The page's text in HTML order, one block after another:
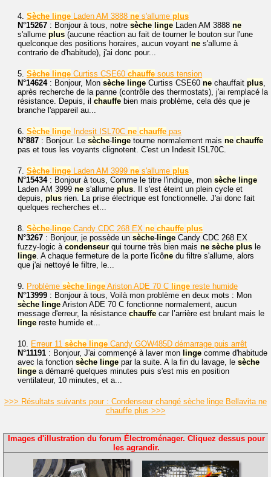
4. Sèche linge Laden AM 3888 ne s'allume plus
N°15267 : Bonjour à tous, notre sèche linge Laden AM 3888 ne
s'allume plus (aucune réaction au fait de tourner le bouton sur l'une
quelconque des positions horaires, aucun voyant ne s'allume à
contrario de d'habitude), j'ai donc pour...
5. Sèche linge Curtiss CSE60 chauffe sous tension
N°14624: Bonjour, Mon sèche linge Curtiss CSE60 ne chauffait plus,
après recherche de la panne (contrôle des thermostats), j'ai remplacé la
résistance. Depuis, il chauffe bien mais problème, cela dès que je
branche l'appareil au...
6. Sèche linge Indesit ISL70C ne chauffe pas
N°887 : Bonjour. Le sèche- linge tourne normalement mais ne chauffe
pas et tous les voyants clignotent. C'est un Indesit ISL70C.
7. Sèche linge Laden AM 3999 ne s'allume plus
N°15434: Bonjour à tous, Comme le titre l'indique, mon sèche linge
Laden AM 3999 ne s'allume plus. Il s'est éteint un plein cycle et
depuis, plus rien. La prise électrique est fonctionnelle. J'ai donc fait
quelques recherches et...
8. Sèche- linge Candy CDC 268 EX ne chauffe plus
N°3267 : Bonjour, je possède un sèche- linge Candy CDC 268 EX
fuzzy-logic à condenseur qui tourne très bien mais ne sèche plus le
linge. A chaque fermeture de la porte l'icône du filtre s'allume, alors
que j'ai nettoyé le filtre, le...
9. Problème sèche linge Ariston ADE 70 C linge reste humide
N°13999 : Bonjour à tous, Voilà mon problème en deux mots : Mon
sèche linge Ariston ADE 70 C fonctionne normalement, aucun
message d'erreur, la résistance chauffe car l’arrière est brulant mais le
linge reste humide et...
10. Erreur 11 sèche linge Candy GOW485D démarrage puis arrêt
N°11191 : Bonjour, J'ai commençé à laver mon linge comme d'habitude
avec la fonction sèche linge par la suite. A la fin du lavage, le sèche
linge a démarré quelques minutes puis s'est mis en position
ventilateur, 10 minutes, et a...
>>> Résultats suivants pour : Condenseur changé sèche linge Bellavita ne
chauffe plus >>>
Images d'illustration du forum Électroménager. Cliquez dessus pour
les agrandir.